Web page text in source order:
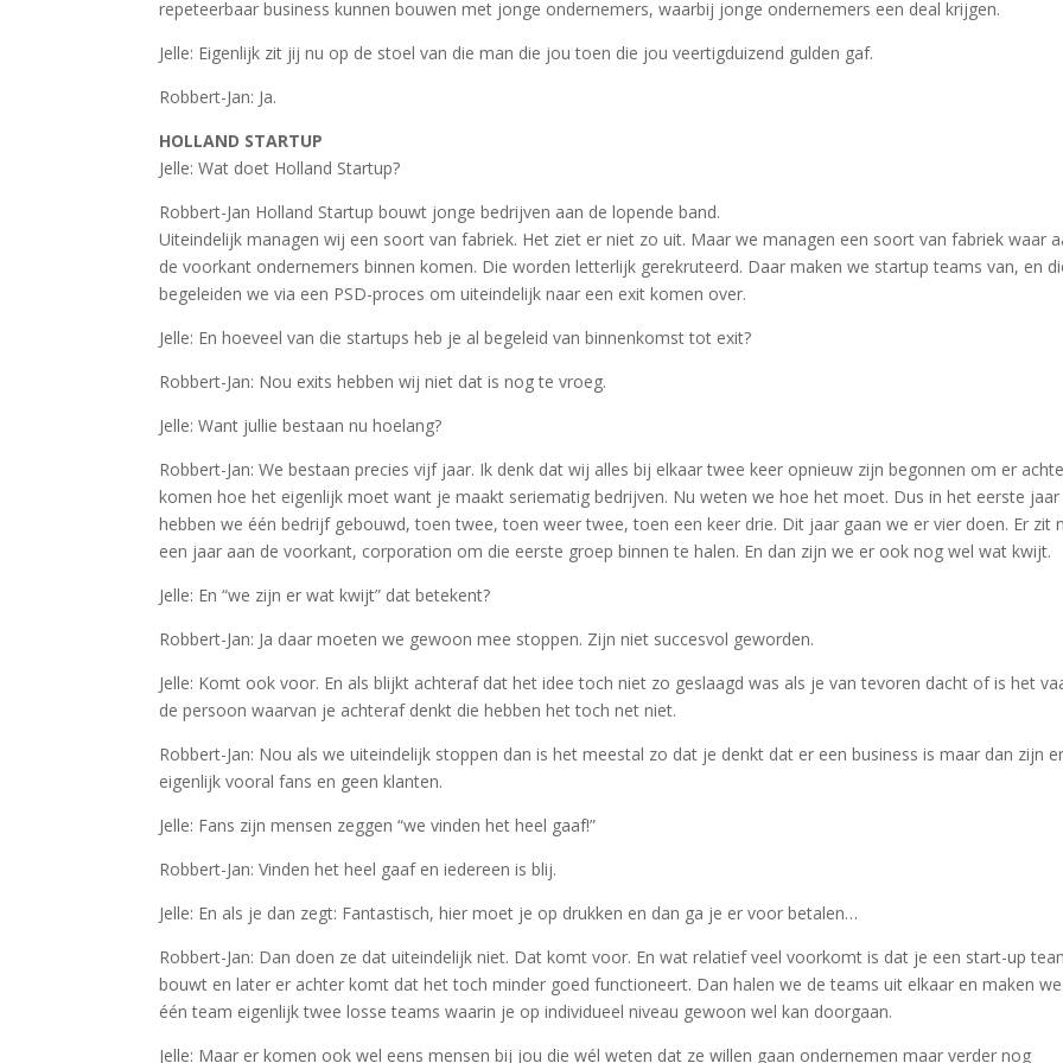
repeteerbaar business kunnen bouwen met jonge ondernemers, waarbij jonge ondernemers een deal krijgen.
Jelle: Eigenlijk zit jij nu op de stoel van die man die jou toen die jou veertigduizend gulden gaf.
Robbert-Jan: Ja.
HOLLAND STARTUP
Jelle: Wat doet Holland Startup?
Robbert-Jan Holland Startup bouwt jonge bedrijven aan de lopende band.
Uiteindelijk managen wij een soort van fabriek. Het ziet er niet zo uit. Maar we managen een soort van fabriek waar
de voorkant ondernemers binnen komen. Die worden letterlijk gerekruteerd. Daar maken we startup teams van, en
begeleiden we via een PSD-proces om uiteindelijk naar een exit komen over.
Jelle: En hoeveel van die startups heb je al begeleid van binnenkomst tot exit?
Robbert-Jan: Nou exits hebben wij niet dat is nog te vroeg.
Jelle: Want jullie bestaan nu hoelang?
Robbert-Jan: We bestaan precies vijf jaar. Ik denk dat wij alles bij elkaar twee keer opnieuw zijn begonnen om er
komen hoe het eigenlijk moet want je maakt seriematig bedrijven. Nu weten we hoe het moet. Dus in het eerste jaar
hebben we één bedrijf gebouwd, toen twee, toen weer twee, toen een keer drie. Dit jaar gaan we er vier doen. Er zit
een jaar aan de voorkant, corporation om die eerste groep binnen te halen. En dan zijn we er ook nog wel wat kwijt.
Jelle: En “we zijn er wat kwijt” dat betekent?
Robbert-Jan: Ja daar moeten we gewoon mee stoppen. Zijn niet succesvol geworden.
Jelle: Komt ook voor. En als blijkt achteraf dat het idee toch niet zo geslaagd was als je van tevoren dacht of is het
de persoon waarvan je achteraf denkt die hebben het toch net niet.
Robbert-Jan: Nou als we uiteindelijk stoppen dan is het meestal zo dat je denkt dat er een business is maar dan zijn er
eigenlijk vooral fans en geen klanten.
Jelle: Fans zijn mensen zeggen “we vinden het heel gaaf!”
Robbert-Jan: Vinden het heel gaaf en iedereen is blij.
Jelle: En als je dan zegt: Fantastisch, hier moet je op drukken en dan ga je er voor betalen…
Robbert-Jan: Dan doen ze dat uiteindelijk niet. Dat komt voor. En wat relatief veel voorkomt is dat je een start-up
bouwt en later er achter komt dat het toch minder goed functioneert. Dan halen we de teams uit elkaar en maken
één team eigenlijk twee losse teams waarin je op individueel niveau gewoon wel kan doorgaan.
Jelle: Maar er komen ook wel eens mensen bij jou die wél weten dat ze willen gaan ondernemen maar verder nog